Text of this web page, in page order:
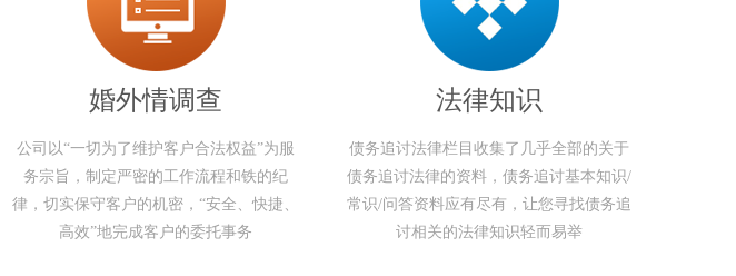
婚外情调查
公司以“一切为了维护客户合法权益”为服
务宗旨，制定严密的工作流程和铁的纪
律，切实保守客户的机密，“安全、快捷、
高效”地完成客户的委托事务
法律知识
债务追讨法律栏目收集了几乎全部的关于
债务追讨法律的资料，债务追讨基本知识/
常识/问答资料应有尽有，让您寻找债务追
讨相关的法律知识轻而易举
790万 案件提交
700万 案件提交